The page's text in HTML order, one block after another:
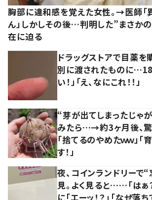
胸部に違和感を覚えた女性。→医師「
ん」しかしその後…判明した”まさか
在に迫る
ドラッグストアで目薬
別に渡されたものに
い！」「え、なにこれ！！」
“芽が出てしまったじゃ
みたら…→約3ヶ月後、
「捨てるのやめたｗｗ」「
す！」
夜、コインランドリーで
見。よく見ると……「はぁ
に「エーッ！？」「なぜ落ち